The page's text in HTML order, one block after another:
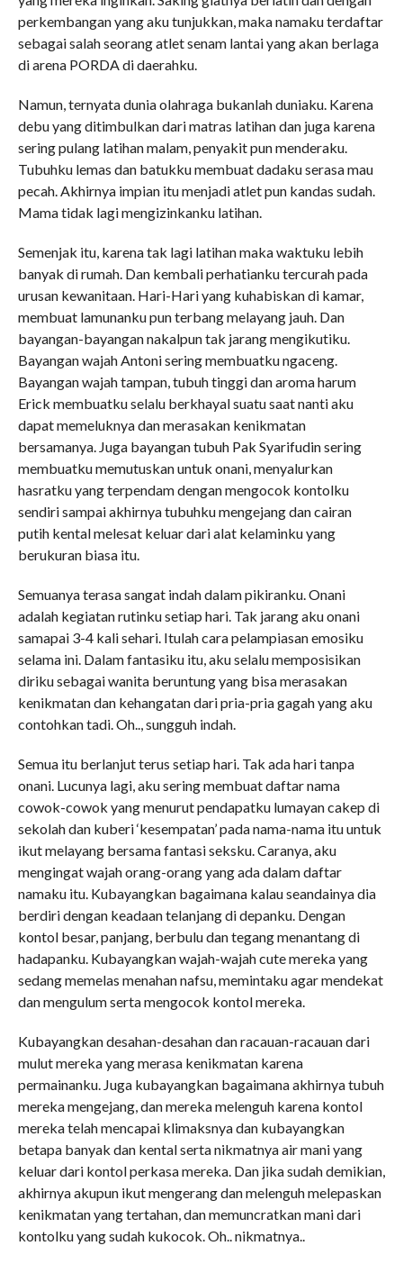
perkembangan yang aku tunjukkan, maka namaku terdaftar
sebagai salah seorang atlet senam lantai yang akan berlaga
di arena PORDA di daerahku.
Namun, ternyata dunia olahraga bukanlah duniaku. Karena
debu yang ditimbulkan dari matras latihan dan juga karena
sering pulang latihan malam, penyakit pun menderaku.
Tubuhku lemas dan batukku membuat dadaku serasa mau
pecah. Akhirnya impian itu menjadi atlet pun kandas sudah.
Mama tidak lagi mengizinkanku latihan.
Semenjak itu, karena tak lagi latihan maka waktuku lebih
banyak di rumah. Dan kembali perhatianku tercurah pada
urusan kewanitaan. Hari-Hari yang kuhabiskan di kamar,
membuat lamunanku pun terbang melayang jauh. Dan
bayangan-bayangan nakalpun tak jarang mengikutiku.
Bayangan wajah Antoni sering membuatku ngaceng.
Bayangan wajah tampan, tubuh tinggi dan aroma harum
Erick membuatku selalu berkhayal suatu saat nanti aku
dapat memeluknya dan merasakan kenikmatan
bersamanya. Juga bayangan tubuh Pak Syarifudin sering
membuatku memutuskan untuk onani, menyalurkan
hasratku yang terpendam dengan mengocok kontolku
sendiri sampai akhirnya tubuhku mengejang dan cairan
putih kental melesat keluar dari alat kelaminku yang
berukuran biasa itu.
Semuanya terasa sangat indah dalam pikiranku. Onani
adalah kegiatan rutinku setiap hari. Tak jarang aku onani
samapai 3-4 kali sehari. Itulah cara pelampiasan emosiku
selama ini. Dalam fantasiku itu, aku selalu memposisikan
diriku sebagai wanita beruntung yang bisa merasakan
kenikmatan dan kehangatan dari pria-pria gagah yang aku
contohkan tadi. Oh.., sungguh indah.
Semua itu berlanjut terus setiap hari. Tak ada hari tanpa
onani. Lucunya lagi, aku sering membuat daftar nama
cowok-cowok yang menurut pendapatku lumayan cakep di
sekolah dan kuberi ‘kesempatan’ pada nama-nama itu untuk
ikut melayang bersama fantasi seksku. Caranya, aku
mengingat wajah orang-orang yang ada dalam daftar
namaku itu. Kubayangkan bagaimana kalau seandainya dia
berdiri dengan keadaan telanjang di depanku. Dengan
kontol besar, panjang, berbulu dan tegang menantang di
hadapanku. Kubayangkan wajah-wajah cute mereka yang
sedang memelas menahan nafsu, memintaku agar mendekat
dan mengulum serta mengocok kontol mereka.
Kubayangkan desahan-desahan dan racauan-racauan dari
mulut mereka yang merasa kenikmatan karena
permainanku. Juga kubayangkan bagaimana akhirnya tubuh
mereka mengejang, dan mereka melenguh karena kontol
mereka telah mencapai klimaksnya dan kubayangkan
betapa banyak dan kental serta nikmatnya air mani yang
keluar dari kontol perkasa mereka. Dan jika sudah demikian,
akhirnya akupun ikut mengerang dan melenguh melepaskan
kenikmatan yang tertahan, dan memuncratkan mani dari
kontolku yang sudah kukocok. Oh.. nikmatnya..